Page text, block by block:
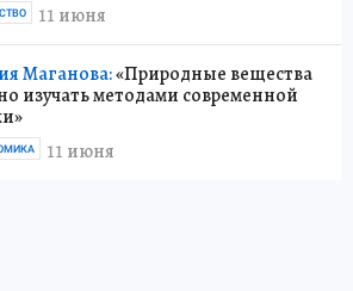
11 июня
Маганова:«Природные вещества
изучать методами современной
11 июня